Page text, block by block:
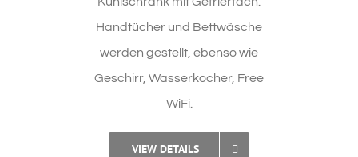
Handtücher und Bettwäsche
werden gestellt, ebenso wie
Geschirr, Wasserkocher, Free
WiFi.
VIEW DETAILS